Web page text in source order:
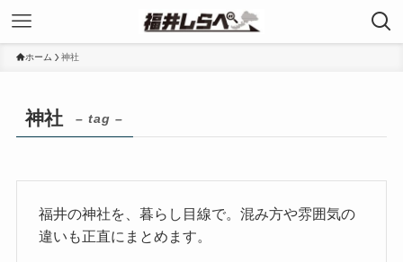
ホーム 神社
神社 – tag –
福井の神社を、暮らし目線で。混み方や雰囲気の
違いも正直にまとめます。